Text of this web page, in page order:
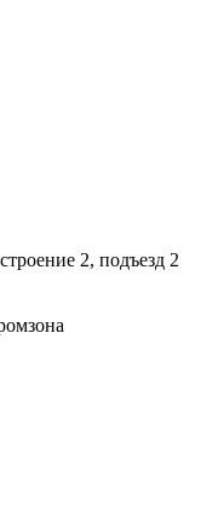
2, подъезд 2